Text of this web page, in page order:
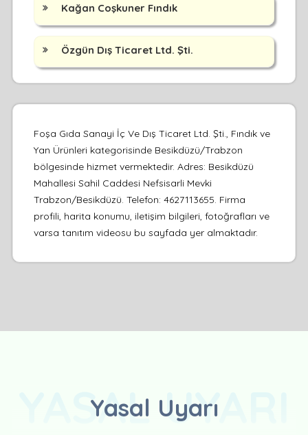
Kağan Coşkuner Fındık
Özgün Dış Ticaret Ltd. Şti.
Foşa Gıda Sanayi İç Ve Dış Ticaret Ltd. Şti., Fındık ve
Yan Ürünleri kategorisinde Besikdüzü/Trabzon
bölgesinde hizmet vermektedir. Adres: Besikdüzü
Mahallesi Sahil Caddesi Nefsisarli Mevki
Trabzon/Besikdüzü. Telefon: 4627113655. Firma
profili, harita konumu, iletişim bilgileri, fotoğrafları ve
varsa tanıtım videosu bu sayfada yer almaktadır.
Yasal Uyarı
YASAL UYARI